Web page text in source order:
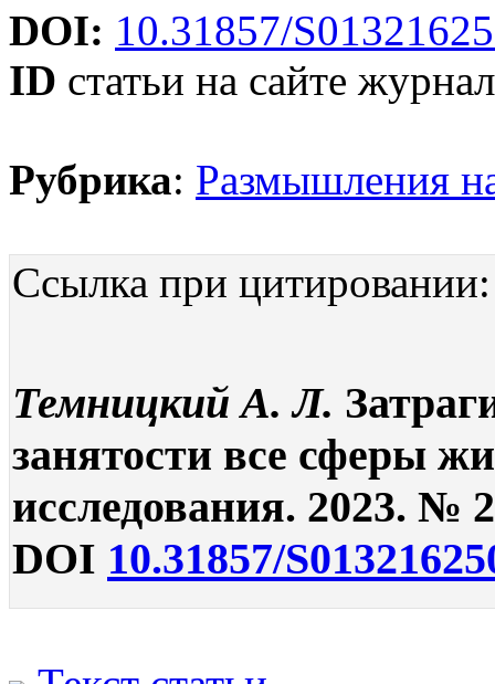
DOI: 10.31857/
ID статьи на сайте
Рубрика: Размышления
Ссылка при цитировании:
Темницкий А. Л.
занятости все сферы
исследования. 2023. №
DOI 10.31857/